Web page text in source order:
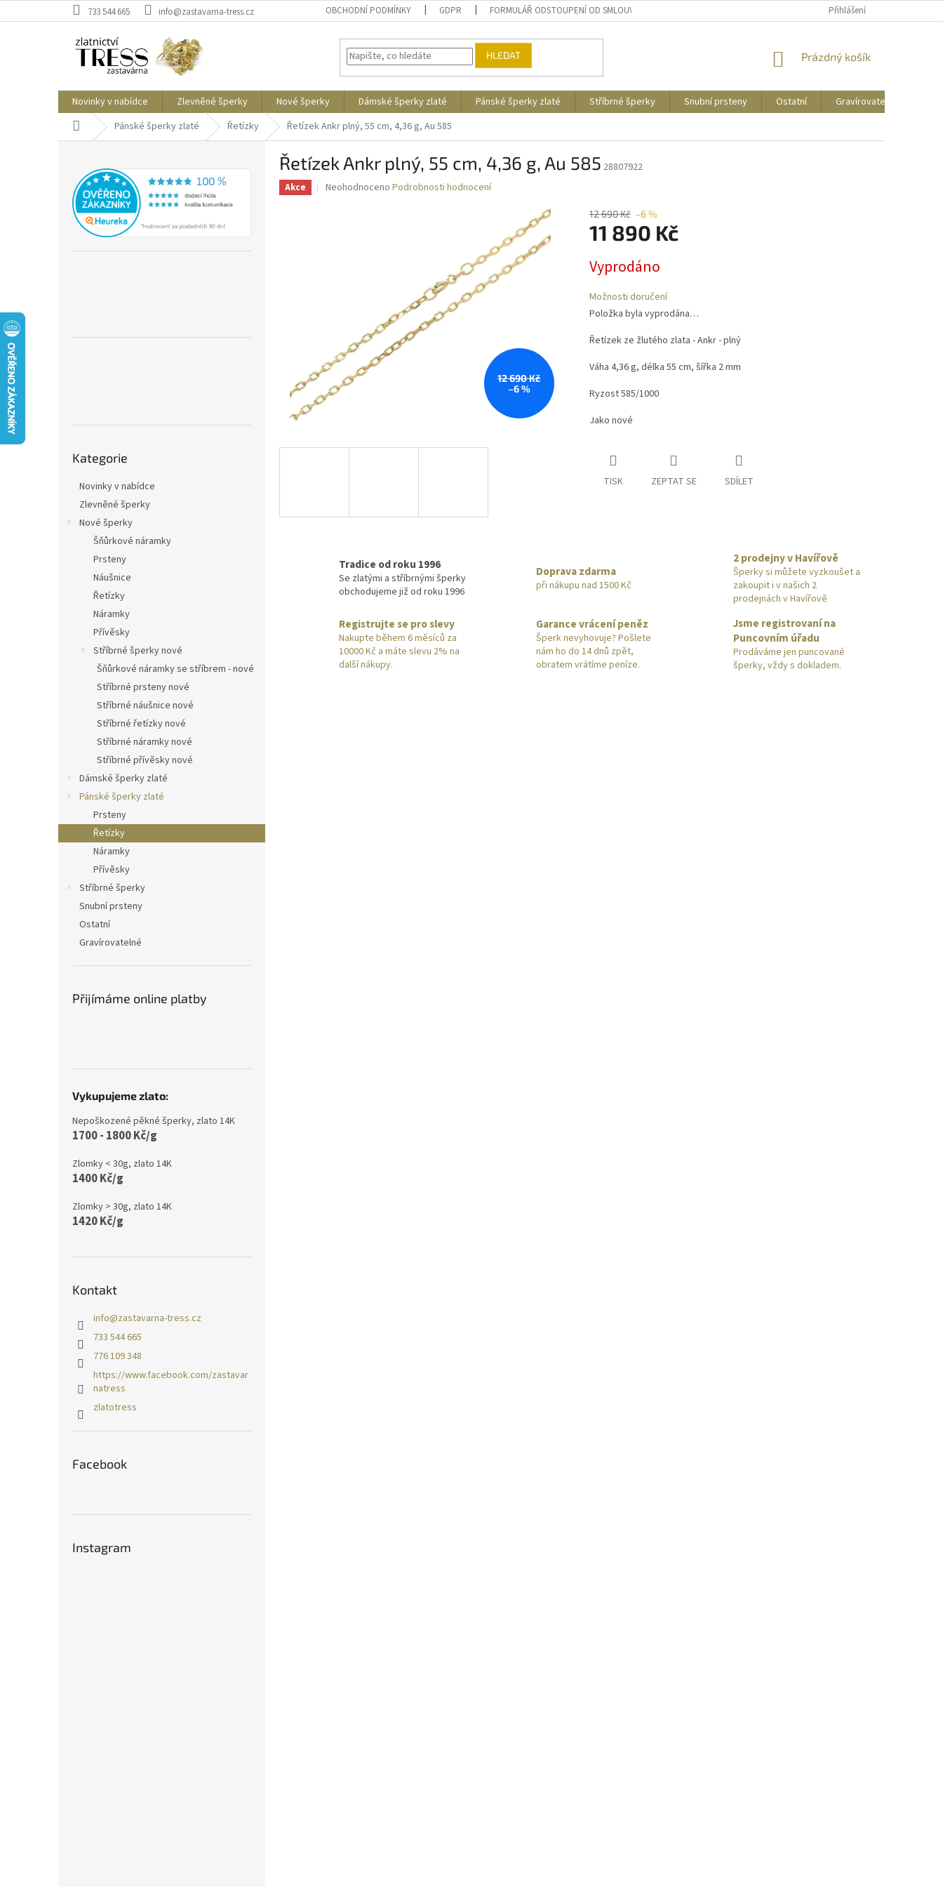
na
733 544 665 info@zastavarna-tress.cz OBCHODNÍ PODMÍNKY GDPR FORMULÁŘ ODSTOUPENÍ OD SMLOUVY CENY DOPRAVYPřihlášení
HLEDAT
NÁKUPNÍ
Prázdný košík
Novinky v nabídce Zlevněné šperky Nové šperky Dámské šperky zlaté Pánské šperky zlaté Stříbrné šperky Snubní prsteny Ostatní Gravírovatelné
Domů Pánské šperky zlaté Řetízky Řetízek Ankr plný, 55 cm, 4,36 g, Au 585
kategorie
Kategorie
Novinky v nabídce
Zlevněné šperky
Nové šperky
Šňůrkové náramky
Prsteny
Náušnice
Řetízky
Náramky
Přívěsky
Stříbrné šperky nové
Šňůrkové náramky se stříbrem - nové
Stříbrné prsteny nové
Stříbrné náušnice nové
Stříbrné řetízky nové
Stříbrné náramky nové
Stříbrné přívěsky nové
Dámské šperky zlaté
Pánské šperky zlaté
Prsteny
Řetízky
Náramky
Přívěsky
Stříbrné šperky
Snubní prsteny
Ostatní
Gravírovatelné
Přijímáme online platby
Vykupujeme zlato:
Nepoškozené pěkné šperky, zlato 14K
1700 - 1800 Kč/g
Zlomky < 30g, zlato 14K
1400 Kč/g
Zlomky > 30g, zlato 14K
1420 Kč/g
Kontakt
info@zastavarna-tress.cz
733 544 665
776 109 348
https://www.facebook.com/zastavar
natress
zlatotress
Facebook
Instagram
Řetízek Ankr plný, 55 cm, 4,36 g, Au 585 28807922
Akce
Průměrné
Neohodnoceno Podrobnosti hodnocení
12 690 Kč
–6 %
12 690 Kč –6 %
11 890 Kč
cena:
Vyprodáno
Možnosti doručení
Položka byla vyprodána…
Řetízek ze žlutého zlata - Ankr - plný
Váha 4,36 g, délka 55 cm, šířka 2 mm
Ryzost 585/1000
Jako nové
TISK ZEPTAT SE SDÍLET
Tradice od roku 1996
Se zlatými a stříbrnými šperky
obchodujeme již od roku 1996
Doprava zdarma
při nákupu nad 1500 Kč
2 prodejny v Havířově
Šperky si můžete vyzkoušet a
zakoupit i v našich 2
prodejnách v Havířově
Registrujte se pro slevy
Nakupte během 6 měsíců za
10000 Kč a máte slevu 2% na
další nákupy.
Garance vrácení peněz
Šperk nevyhovuje? Pošlete
nám ho do 14 dnů zpět,
obratem vrátíme peníze.
Jsme registrovaní na
Puncovním úřadu
Prodáváme jen puncované
šperky, vždy s dokladem.